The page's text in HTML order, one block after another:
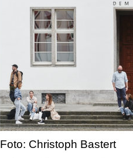
Foto: Christoph Bastert